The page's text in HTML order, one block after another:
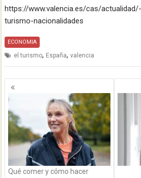
https://www.valencia.es/cas/
turismo-nacionalidades
ECONOMIA
el turismo, España,valencia
Navegación
de
entradas
Qué comer y cómo hacer